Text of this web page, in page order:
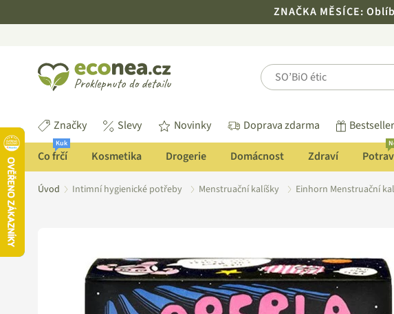
ZNAČKA MĚSÍCE:
Značky Slevy Novinky Doprava zdarma
Co frčí
Kuk
Kosmetika Drogerie Domácnost Zdraví
Úvod Intimní hygienické potřeby Menstruační kalíšky Einhorn Menstruační